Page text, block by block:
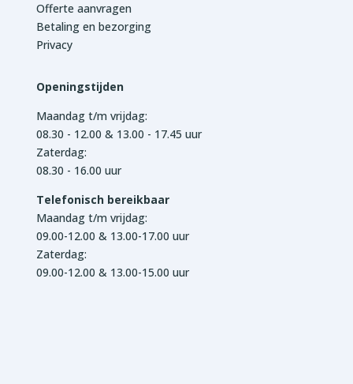
Offerte aanvragen
Betaling en bezorging
Privacy
Openingstijden
Maandag t/m vrijdag:
08.30 - 12.00 & 13.00 - 17.45 uur
Zaterdag:
08.30 - 16.00 uur
Telefonisch bereikbaar
Maandag t/m vrijdag:
09.00-12.00 & 13.00-17.00 uur
Zaterdag:
09.00-12.00 & 13.00-15.00 uur